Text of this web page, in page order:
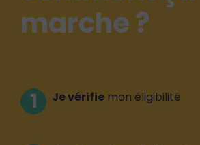
marche ?
Je vérifie mon éligibilité